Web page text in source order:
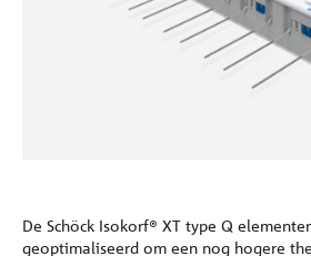
De Schöck Isokorf® XT type Q
geoptimaliseerd om een nog hogere